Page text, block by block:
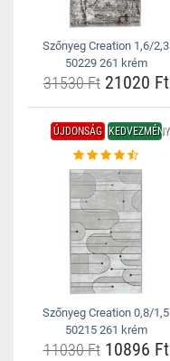
Szőnyeg Creation 1,6/2,3
50229 261 krém
31530 Ft21020 Ft
ÚJDONSÁG KEDVEZMÉNY
Szőnyeg Creation 0,8/1,5
50215 261 krém
11030 Ft10896 Ft